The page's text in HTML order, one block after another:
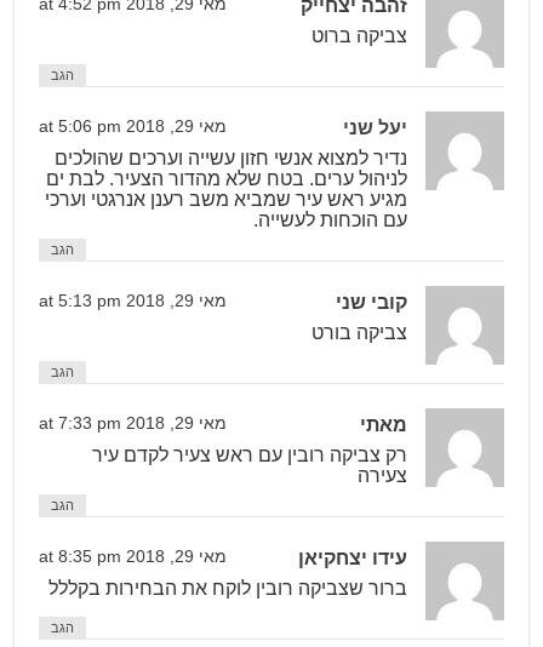
זהבה יצחייק מאי 29, 2018 at 4:52 pm
צביקה ברוט
הגב
יעל שני מאי 29, 2018 at 5:06 pm
נדיר למצוא אנשי חזון עשייה וערכים שהולכים
לניהול ערים. בטח שלא מהדור הצעיר. לבת ים
מגיע ראש עיר שמביא משב רענן אנרגטי וערכי
עם הוכחות לעשייה.
הגב
קובי שני מאי 29, 2018 at 5:13 pm
צביקה בורט
הגב
מאתי מאי 29, 2018 at 7:33 pm
רק צביקה רובין עם ראש צעיר לקדם עיר
צעירה
הגב
עידו יצחקיאן מאי 29, 2018 at 8:35 pm
ברור שצביקה רובין לוקח את הבחירות בקללל
הגב